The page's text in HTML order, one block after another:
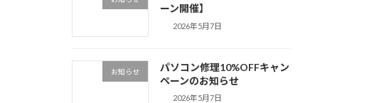
ーン開催】
2026年5月7日
お知らせ
パソコン修理10%OFFキャン
ペーンのお知らせ
2026年5月7日